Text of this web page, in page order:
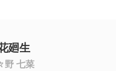
廻生
野 七菜